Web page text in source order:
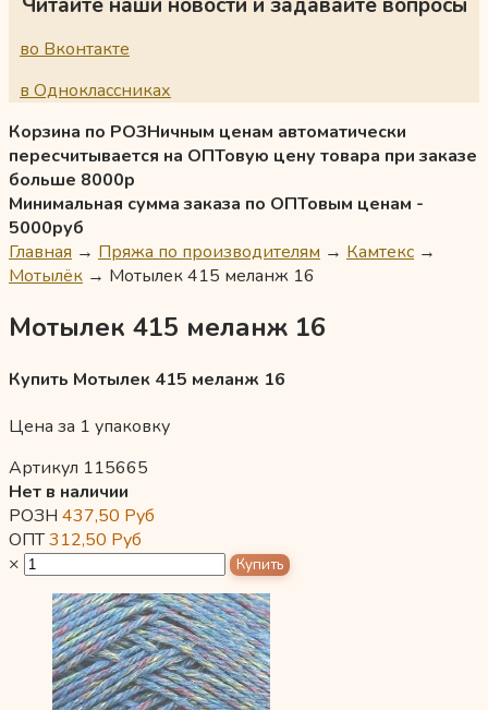
во Вконтакте
в Одноклассниках
Корзина по РОЗНичным ценам автоматически
пересчитывается на ОПТовую цену товара при заказе
больше 8000р
Минимальная сумма заказа по ОПТовым ценам -
5000руб
Главная → Пряжа по производителям → Камтекс →
Мотылёк → Мотылек 415 меланж 16
Мотылек 415 меланж 16
Купить Мотылек 415 меланж 16
Цена за 1 упаковку
Артикул 115665
Нет в наличии
РОЗН 437,50 Руб
ОПТ312,50 Руб
×